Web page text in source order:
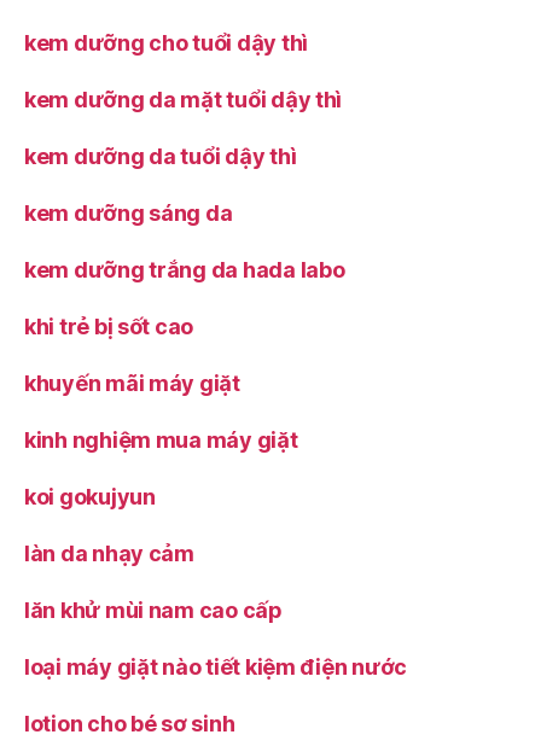
kem dưỡng cho tuổi dậy thì
kem dưỡng da mặt tuổi dậy thì
kem dưỡng da tuổi dậy thì
kem dưỡng sáng da
kem dưỡng trắng da hada labo
khi trẻ bị sốt cao
khuyến mãi máy giặt
kinh nghiệm mua máy giặt
koi gokujyun
làn da nhạy cảm
lăn khử mùi nam cao cấp
loại máy giặt nào tiết kiệm điện nước
lotion cho bé sơ sinh